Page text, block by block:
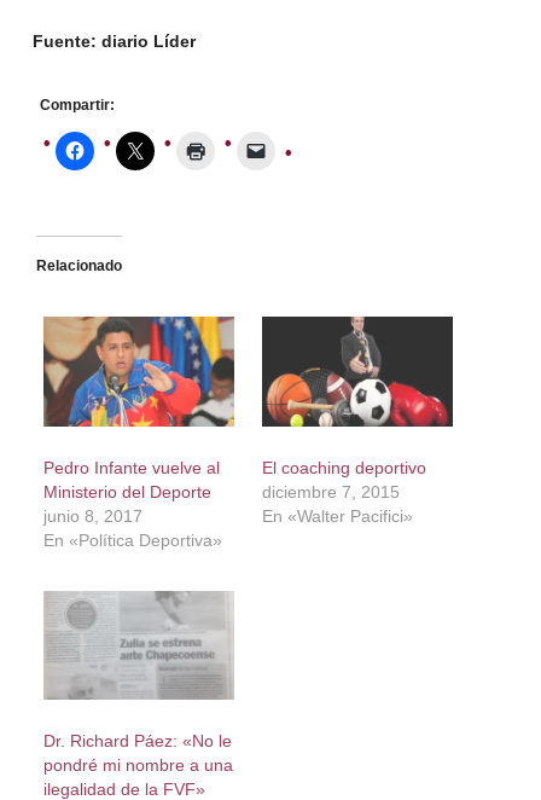
Fuente: diario Líder
Compartir:
Relacionado
Pedro Infante vuelve al
Ministerio del Deporte
junio 8, 2017
En «Política Deportiva»
El coaching deportivo
diciembre 7, 2015
En «Walter Pacifici»
Dr. Richard Páez: «No le
pondré mi nombre a una
ilegalidad de la FVF»